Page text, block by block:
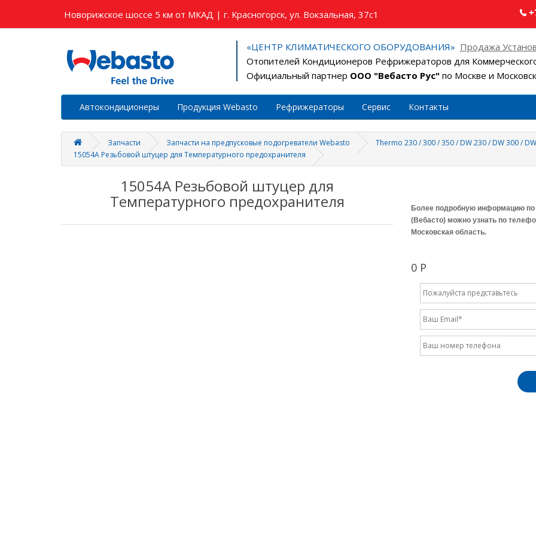
Новорижское шоссе 5 км от МКАД | г. Красногорск, ул. Вокзальная, 37с1
«ЦЕНТР КЛИМАТИЧЕСКОГО ОБОРУДОВАНИЯ» Продажа
Отопителей Кондиционеров Рефрижераторов для
Официальный партнер ООО "Вебасто Рус" по Москве и
Автокондиционеры Продукция Webasto Рефрижераторы Сервис Контакты
Запчасти Запчасти на предпусковые подогреватели Webasto Thermo 230 / 300 / 350 / DW 230 / DW 300 /
15054A Резьбовой штуцер для Температурного предохранителя
15054A Резьбовой штуцер для
Температурного предохранителя
Более подробную информацию по
(Вебасто) можно узнать по
Московская область.
0 Р